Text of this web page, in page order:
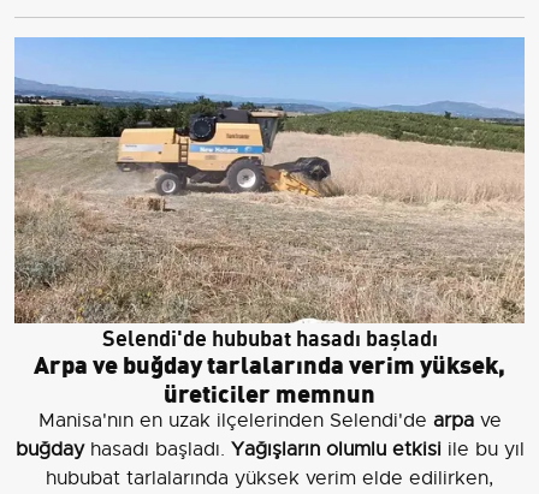
Selendi'de hububat hasadı başladı
Arpa ve buğday tarlalarında verim yüksek,
üreticiler memnun
Manisa'nın en uzak ilçelerinden Selendi'de arpave
buğdayhasadı başladı. Yağışların olumlu etkisiile bu yıl
hububat tarlalarında yüksek verim elde edilirken,